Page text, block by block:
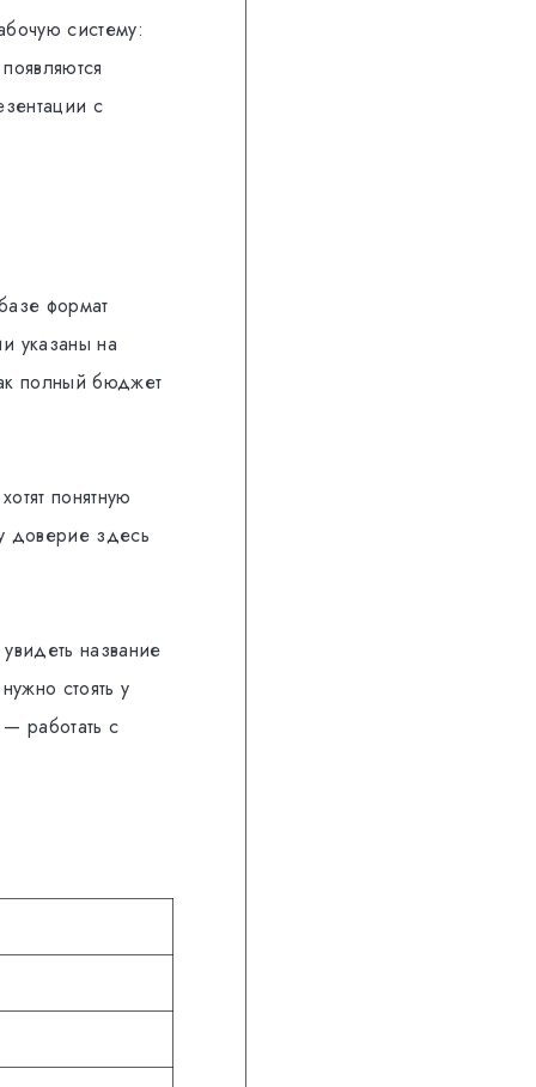
систему:
с
формат
указаны на
полный бюджет
понятную
доверие здесь
название
стоять у
работать с